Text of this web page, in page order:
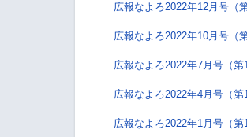
広報なよろ2022年12月号（
広報なよろ2022年10月号（
広報なよろ2022年7月号（第
広報なよろ2022年4月号（第
広報なよろ2022年1月号（第